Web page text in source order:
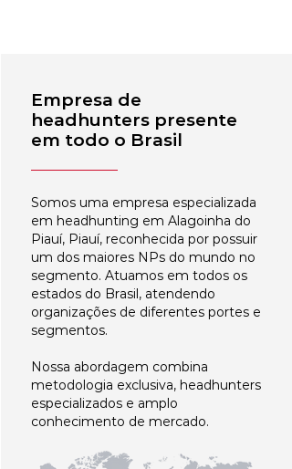
Empresa de
headhunters presente
em todo o Brasil
Somos uma empresa especializada
em headhunting em Alagoinha do
Piauí, Piauí, reconhecida por possuir
um dos maiores NPs do mundo no
segmento. Atuamos em todos os
estados do Brasil, atendendo
organizações de diferentes portes e
segmentos.
Nossa abordagem combina
metodologia exclusiva, headhunters
especializados e amplo
conhecimento de mercado.